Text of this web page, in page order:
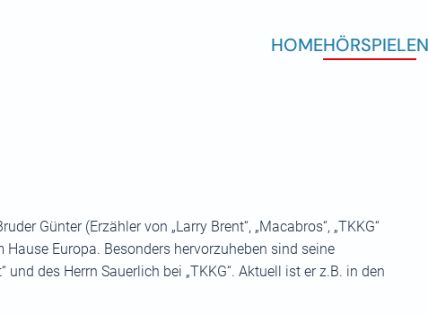
HOMEHÖRSPIELE
Günter (Erzähler von „Larry Brent“, „Macabros“, „TKKG“
Europa. Besonders hervorzuheben sind seine
des Herrn Sauerlich bei „TKKG“. Aktuell ist er z.B. in den